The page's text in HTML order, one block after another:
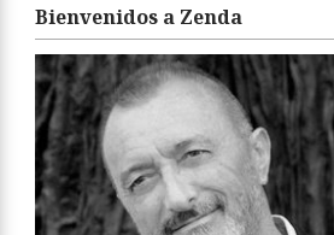
Bienvenidos a Zenda